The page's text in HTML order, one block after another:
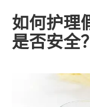
如何护理
是否安全？